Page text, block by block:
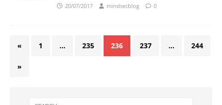
20/07/2017 mindsecblog 0
« 1 … 235 236 237 … 244
»